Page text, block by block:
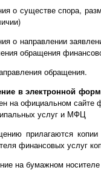
о существе спора,
о направлении
обращения
обращения.
в электронной
на официальном сайте
услуг и МФЦ
прилагаются
финансовых услуг
на бумажном носителе